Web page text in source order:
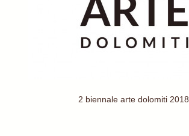
2 biennale arte dolomiti 2018